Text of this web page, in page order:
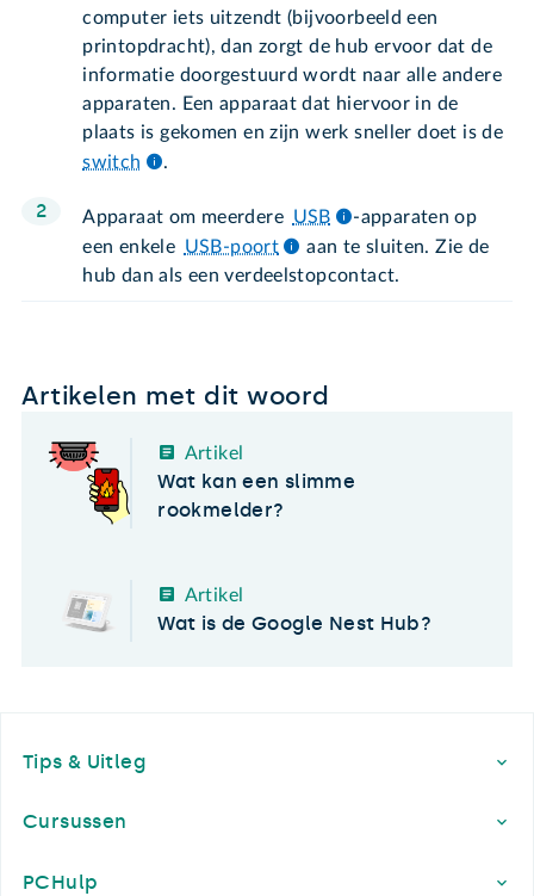
computer iets uitzendt (bijvoorbeeld een
printopdracht), dan zorgt de hub ervoor dat de
informatie doorgestuurd wordt naar alle andere
apparaten. Een apparaat dat hiervoor in de
plaats is gekomen en zijn werk sneller doet is de
switch
.
Apparaat om meerdere USB
-apparaten op
een enkele USB-poort
aan te sluiten. Zie de
hub dan als een verdeelstopcontact.
Artikelen met dit woord
Artikel
Wat kan een slimme
rookmelder?
Artikel
Wat is de Google Nest Hub?
Tips & Uitleg
Cursussen
PCHulp